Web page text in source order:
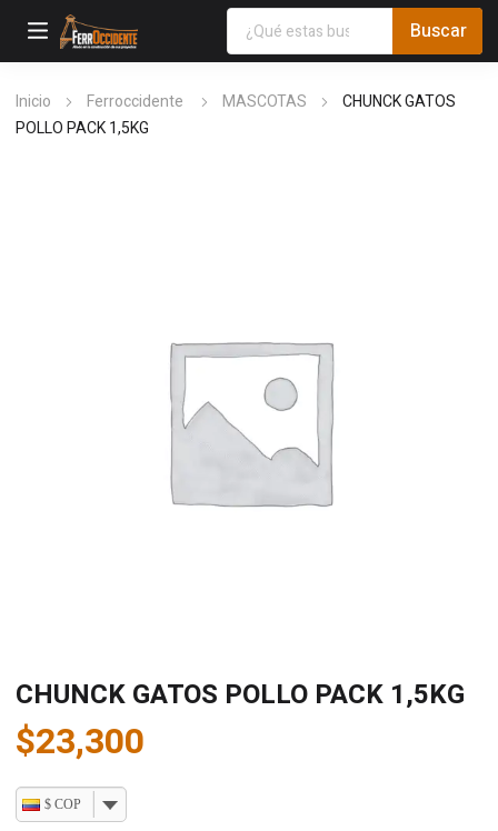
Inicio Ferroccidente MASCOTAS
CHUNCK GATOS
POLLO PACK 1,5KG
CHUNCK GATOS POLLO PACK 1,5KG
$23,300
$ COP